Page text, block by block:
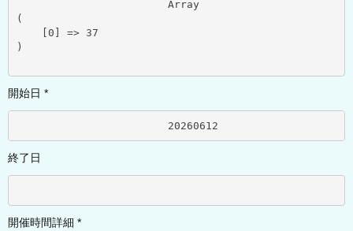
(
    [0] => 37
)
開始日 *
終了日
開催時間詳細 *